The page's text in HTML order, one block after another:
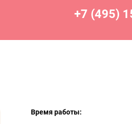
+7 (495)
Время работы: